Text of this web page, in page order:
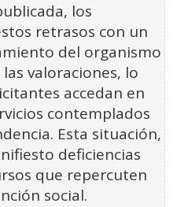
los
retrasos con un
del organismo
valoraciones, lo
accedan en
contemplados
Esta situación,
deficiencias
que repercuten
social.